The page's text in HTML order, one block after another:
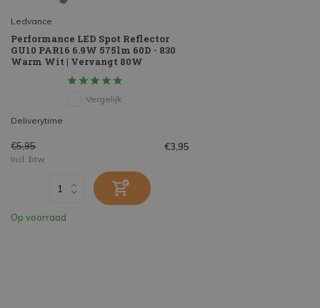
Ledvance
Performance LED Spot Reflector
GU10 PAR16 6.9W 575lm 60D - 830
Warm Wit | Vervangt 80W
Vergelijk
Deliverytime
€5,95 €3,95
Incl. btw
Op voorraad